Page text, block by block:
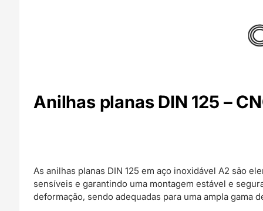
Anilhas planas DIN 125 –
As anilhas planas DIN 125 em aço inoxidável A2 são
sensíveis e garantindo uma montagem estável e
deformação, sendo adequadas para uma ampla gama